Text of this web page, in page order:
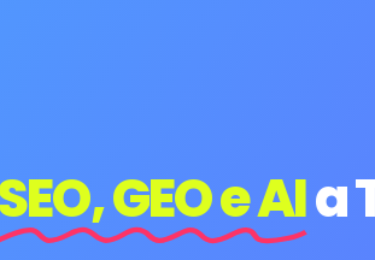
SEO, GEO e AIa